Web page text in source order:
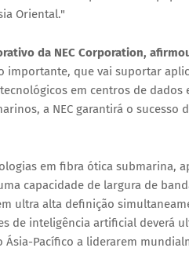
Oriental."
da NEC Corporation,
que vai suportar
em centros de
a NEC garantirá o sucesso
em fibra ótica submarina,
capacidade de largura de
ultra alta definição
de inteligência artificial deverá
Ásia-Pacífico a liderarem